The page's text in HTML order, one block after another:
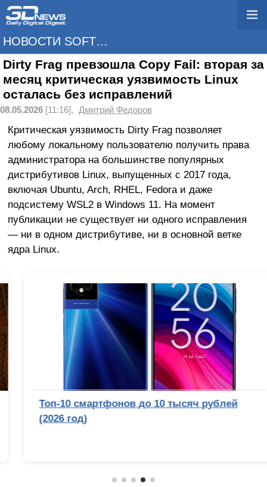
НОВОСТИ SOFTWARE
Dirty Frag превзошла Copy Fail: вторая за
месяц критическая уязвимость Linux
осталась без исправлений
08.05.2026 [11:16], Дмитрий Федоров
Критическая уязвимость Dirty Frag позволяет
любому локальному пользователю получить права
администратора на большинстве популярных
дистрибутивов Linux, выпущенных с 2017 года,
включая Ubuntu, Arch, RHEL, Fedora и даже
подсистему WSL2 в Windows 11. На момент
публикации не существует ни одного исправления
— ни в одном дистрибутиве, ни в основной ветке
ядра Linux.
Топ-10 смартфонов до 10 тысяч рублей
(2026 год)